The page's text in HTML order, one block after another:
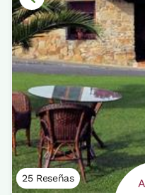
25 Reseñas A